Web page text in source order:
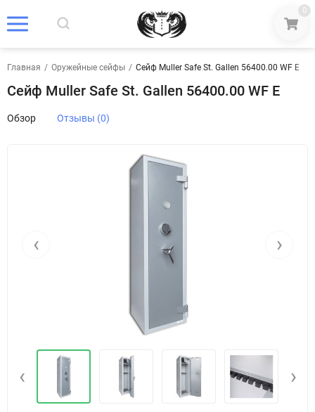
0
Главная / Оружейные сейфы / Сейф Muller Safe St. Gallen 56400.00 WF E
Сейф Muller Safe St. Gallen 56400.00 WF E
Обзор Отзывы (0)
‹ ›
‹ ›